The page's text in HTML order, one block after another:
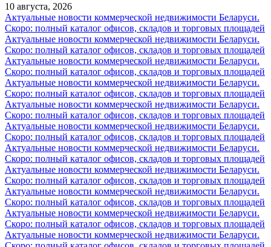
10 августа, 2026
Актуальные новости коммерческой недвижимости Беларуси.
Скоро: полный каталог офисов, складов и торговых площадей
Актуальные новости коммерческой недвижимости Беларуси.
Скоро: полный каталог офисов, складов и торговых площадей
Актуальные новости коммерческой недвижимости Беларуси.
Скоро: полный каталог офисов, складов и торговых площадей
Актуальные новости коммерческой недвижимости Беларуси.
Скоро: полный каталог офисов, складов и торговых площадей
Актуальные новости коммерческой недвижимости Беларуси.
Скоро: полный каталог офисов, складов и торговых площадей
Актуальные новости коммерческой недвижимости Беларуси.
Скоро: полный каталог офисов, складов и торговых площадей
Актуальные новости коммерческой недвижимости Беларуси.
Скоро: полный каталог офисов, складов и торговых площадей
Актуальные новости коммерческой недвижимости Беларуси.
Скоро: полный каталог офисов, складов и торговых площадей
Актуальные новости коммерческой недвижимости Беларуси.
Скоро: полный каталог офисов, складов и торговых площадей
Актуальные новости коммерческой недвижимости Беларуси.
Скоро: полный каталог офисов, складов и торговых площадей
Актуальные новости коммерческой недвижимости Беларуси.